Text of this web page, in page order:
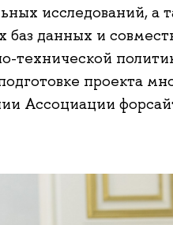
исследований, а
баз данных и
технической
проекта
Ассоциации